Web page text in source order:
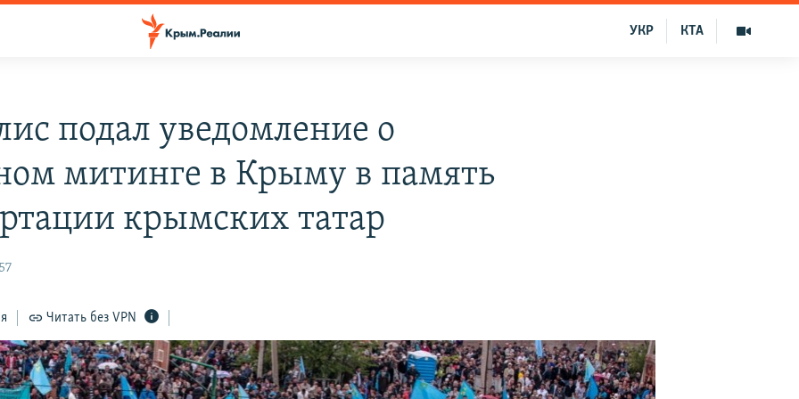
КТА
УКР
подал уведомление о
митинге в Крыму в память
крымских татар
Читать без VPN